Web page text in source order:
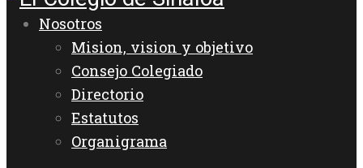
Nosotros
Mision, vision y objetivo
Consejo Colegiado
Directorio
Estatutos
Organigrama